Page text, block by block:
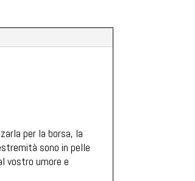
per la borsa, la
sono in pelle
vostro umore e